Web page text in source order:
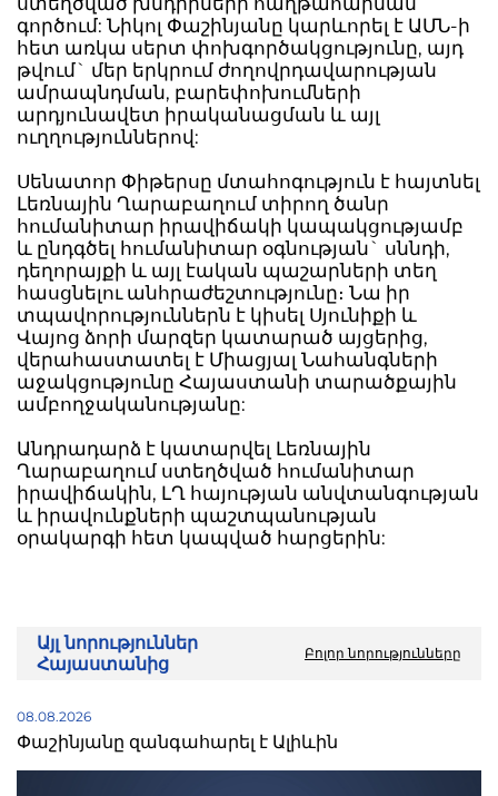
գործում: Նիկոլ Փաշինյանը կարևորել է ԱՄՆ-ի
հետ առկա սերտ փոխգործակցությունը, այդ
թվում` մեր երկրում ժողովրդավարության
ամրապնդման, բարեփոխումների
արդյունավետ իրականացման և այլ
ուղղություններով:
Սենատոր Փիթերսը մտահոգություն է հայտնել
Լեռնային Ղարաբաղում տիրող ծանր
հումանիտար իրավիճակի կապակցությամբ
և ընդգծել հումանիտար օգնության` սննդի,
դեղորայքի և այլ էական պաշարների տեղ
հասցնելու անհրաժեշտությունը։ Նա իր
տպավորություններն է կիսել Սյունիքի և
Վայոց ձորի մարզեր կատարած այցերից,
վերահաստատել է Միացյալ Նահանգների
աջակցությունը Հայաստանի տարածքային
ամբողջականությանը:
Անդրադարձ է կատարվել Լեռնային
Ղարաբաղում ստեղծված հումանիտար
իրավիճակին, ԼՂ հայության անվտանգության
և իրավունքների պաշտպանության
օրակարգի հետ կապված հարցերին:
Այլ նորություններ
Հայաստանից
Բոլոր նորությունները
08.08.2026
Փաշինյանը զանգահարել է Ալիևին